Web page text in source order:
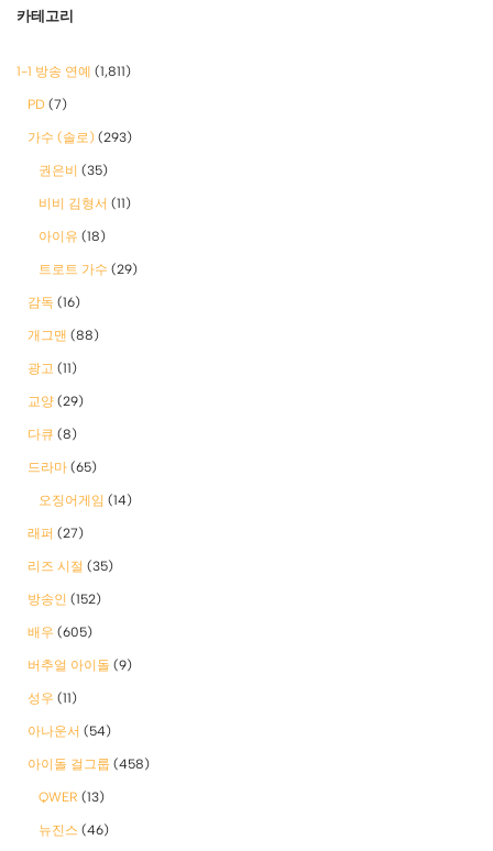
카테고리
1-1 방송 연예 (1,811)
PD (7)
가수 (솔로) (293)
권은비 (35)
비비 김형서 (11)
아이유 (18)
트로트 가수 (29)
감독 (16)
개그맨 (88)
광고 (11)
교양 (29)
다큐 (8)
드라마 (65)
오징어게임 (14)
래퍼 (27)
리즈 시절 (35)
방송인 (152)
배우 (605)
버추얼 아이돌 (9)
성우 (11)
아나운서 (54)
아이돌 걸그룹 (458)
QWER (13)
뉴진스 (46)